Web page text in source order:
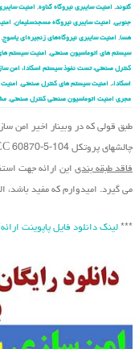
گتوند, امنیت سایبری نیروگاه گناوه, امنیت
جنوبی, امنیت سایبری نیروگاه مسجدسلیمان,
هسا, امنیت سایبری نیروگاه‌های زنجیره‌ای یاسوج,
سیستم های اتوماسیون صنعتی, امنیت سیستم
کنترل صنعتی، تست نفوذ سیستم اسکادا، امن
اسکادا،, امنیت سیستم های کنترل صنعتی,
مجری امنیت اتوماسیون صنعتی کنترل صنعتی,
طبق قولی که در وبینار اخیر امن
چالشهای پروتکل IEC 60870-5-104 داده بودم و با توجه به پیگیری برخی بزرگواران، فایل
فاقد طبقه بندی این ارائه جهت
می گیرد. امیدوارم که مفید باشد،
*** لینک دانلود فایل پاپوینت ارائه